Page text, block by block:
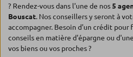
? Rendez-vous dans l'une de nos5
Bouscat. Nos conseillers y seront à
accompagner. Besoin d'un crédit pour
conseils en matière d'épargne ou
vos biens ou vos proches ?